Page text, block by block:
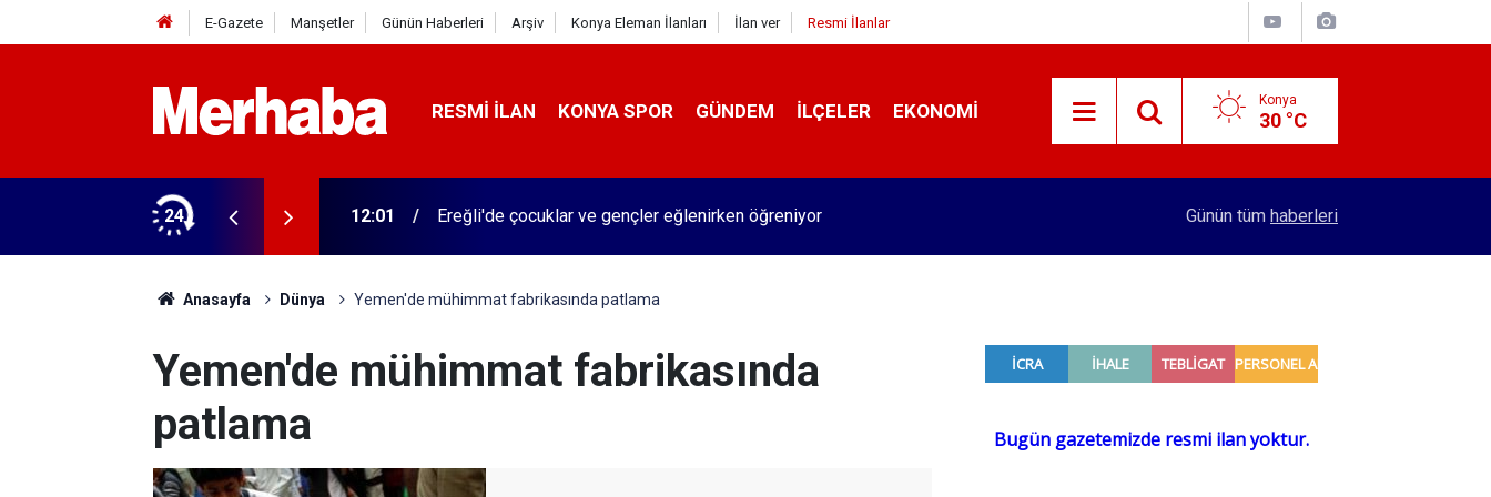
E-Gazete Manşetler Günün Haberleri Arşiv Konya Eleman İlanları İlan ver Resmi İlanlar
RESMI İLAN KONYA SPOR GÜNDEM İLÇELER EKONOMI Konya
30 °C
24 12:01 Ereğli'de çocuklar ve gençler eğlenirken öğreniyor Konya'da eşik çoktan aşıldı! Vatandaştan 100
Günün tüm haberleri
Anasayfa Dünya Yemen'de mühimmat fabrikasında patlama
Yemen'de mühimmat fabrikasında
patlama